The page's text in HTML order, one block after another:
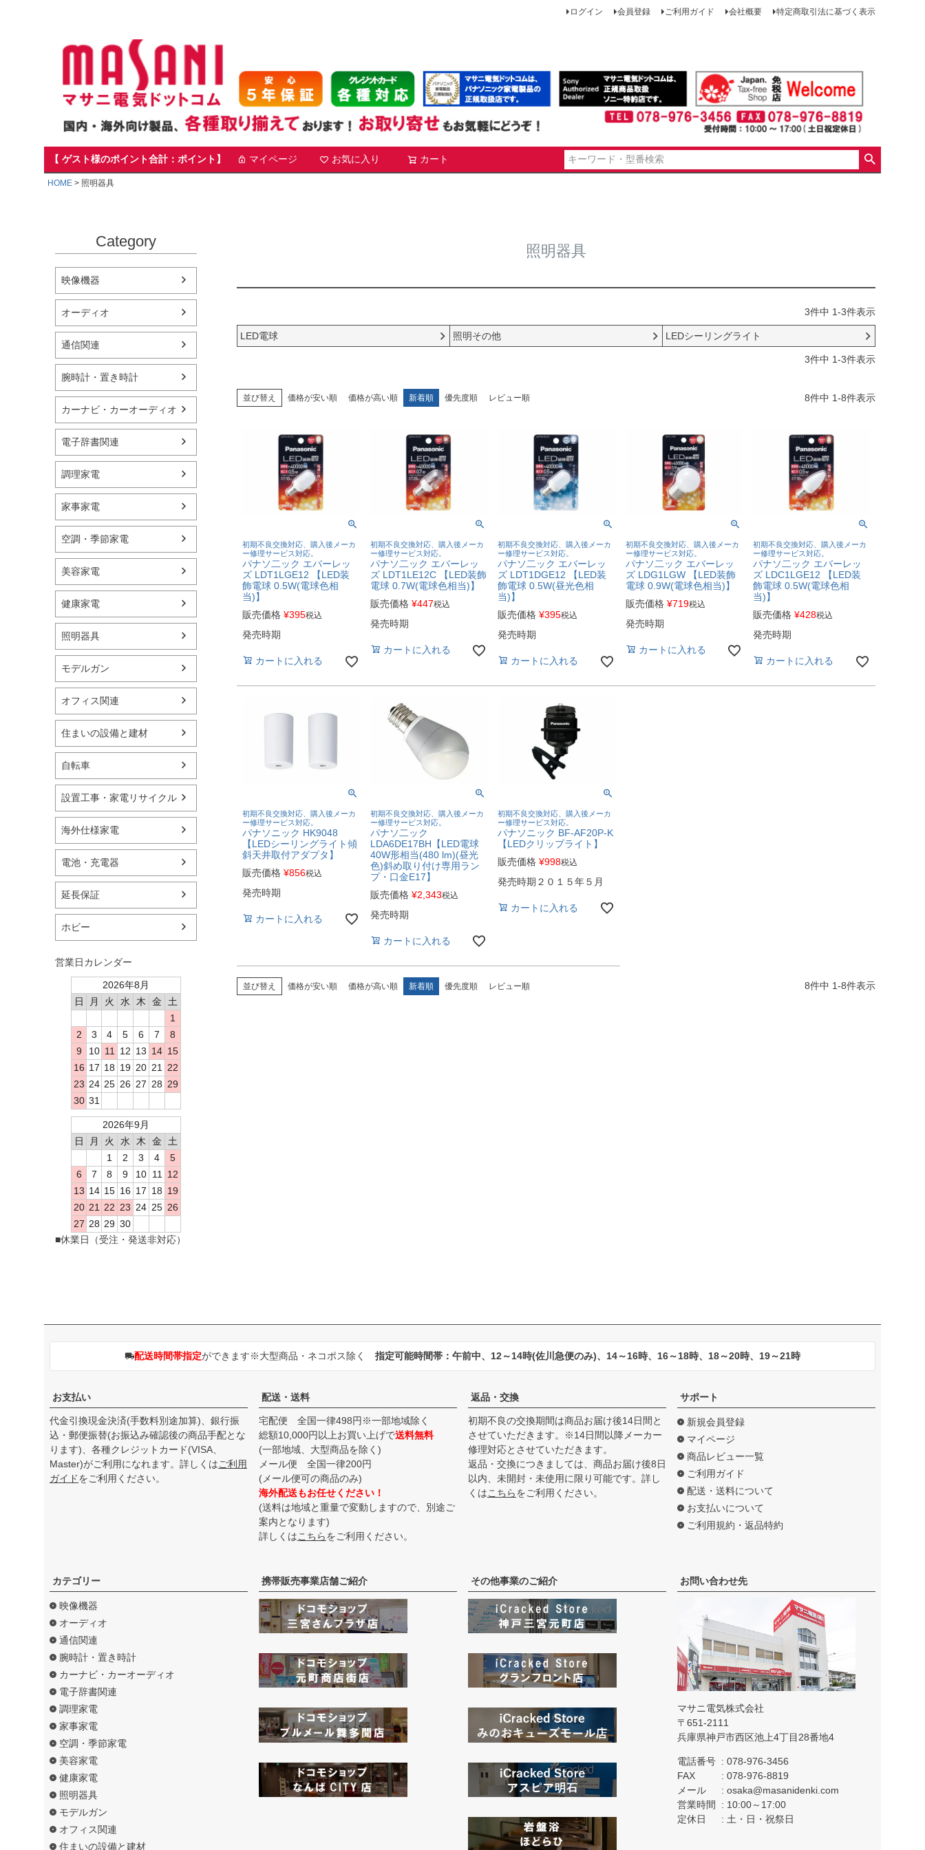
ログイン 会員登録 ご利用ガイド 会社概要 特定商取引法に基づく表示
【 ゲスト様のポイント合計：ポイント】 マイページ お気に入り カート
HOME 照明器具
Category
映像機器
オーディオ
通信関連
腕時計・置き時計
カーナビ・カーオーディオ
電子辞書関連
調理家電
家事家電
空調・季節家電
美容家電
健康家電
照明器具
モデルガン
オフィス関連
住まいの設備と建材
自転車
設置工事・家電リサイクル
海外仕様家電
電池・充電器
延長保証
ホビー
営業日カレンダー
2026年8月
日
月 火 水 木 金
土
1
2
3 4 5 6 7
8
9
10 11 12 13 14 15
16 17 18 19 20 21
22
23 24 25 26 27 28 29
30 31
2026年9月
日
月 火 水 木 金
土
1
2 3 4
5
6
7 8 9 10 11
12
13 14 15 16 17 18 19
20 21 22 23 24 25 26
27 28 29 30
■休業日（受注・発送非対応）
照明器具
3件中 1-3件表示
LED電球 照明その他 LEDシーリングライト
3件中 1-3件表示
並び替え 価格が安い順 価格が高い順 新着順 優先度順 レビュー順 8件中 1-8件表示
初期不良交換対応、購入後メーカ
ー修理サービス対応。
パナソ二ック エバーレッ
ズ LDT1LGE12 【LED装
飾電球 0.5W(電球色相
当)】
販売価格 ¥395税込
発売時期
カートに入れる
初期不良交換対応、購入後メーカ
ー修理サービス対応。
パナソ二ック エバーレッ
ズ LDT1LE12C 【LED装飾
電球 0.7W(電球色相当)】
販売価格 ¥447税込
発売時期
カートに入れる
初期不良交換対応、購入後メーカ
ー修理サービス対応。
パナソ二ック エバーレッ
ズ LDT1DGE12 【LED装
飾電球 0.5W(昼光色相
当)】
販売価格 ¥395税込
発売時期
カートに入れる
初期不良交換対応、購入後メーカ
ー修理サービス対応。
パナソ二ック エバーレッ
ズ LDG1LGW 【LED装飾
電球 0.9W(電球色相当)】
販売価格 ¥719税込
発売時期
カートに入れる
初期不良交換対応、購入後メーカ
ー修理サービス対応。
パナソ二ック エバーレッ
ズ LDC1LGE12 【LED装
飾電球 0.5W(電球色相
当)】
販売価格 ¥428税込
発売時期
カートに入れる
初期不良交換対応、購入後メーカ
ー修理サービス対応。
パナソニック HK9048
【LEDシーリングライト傾
斜天井取付アダプタ】
販売価格 ¥856税込
発売時期
カートに入れる
初期不良交換対応、購入後メーカ
ー修理サービス対応。
パナソ二ック
LDA6DE17BH【LED電球
40W形相当(480 lm)(昼光
色)斜め取り付け専用ラン
プ・口金E17】
販売価格 ¥2,343税込
発売時期
カートに入れる
初期不良交換対応、購入後メーカ
ー修理サービス対応。
パナソニック BF-AF20P-K
【LEDクリップライト】
販売価格 ¥998税込
発売時期２０１５年５月
カートに入れる
並び替え 価格が安い順 価格が高い順 新着順 優先度順 レビュー順 8件中 1-8件表示
配送時間帯指定ができます※大型商品・ネコポス除く 指定可能時間帯：午前中、12～14時(佐川急便のみ)、14～16時、16～18時、18～20時、19～21時
お支払い
代金引換現金決済(手数料別途加算)、銀行振
込・郵便振替(お振込み確認後の商品手配とな
ります)、各種クレジットカード(VISA、
Master)がご利用になれます。詳しくはご利用
ガイドをご利用ください。
配送・送料
宅配便 全国一律498円※一部地域除く
総額10,000円以上お買い上げで送料無料
(一部地域、大型商品を除く)
メール便 全国一律200円
(メール便可の商品のみ)
海外配送もお任せください！
(送料は地域と重量で変動しますので、別途ご
案内となります)
詳しくはこちらをご利用ください。
返品・交換
初期不良の交換期間は商品お届け後14日間と
させていただきます。※14日間以降メーカー
修理対応とさせていただきます。
返品・交換につきましては、商品お届け後8日
以内、未開封・未使用に限り可能です。詳し
くはこちらをご利用ください。
サポート
新規会員登録
マイページ
商品レビュー一覧
ご利用ガイド
配送・送料について
お支払いについて
ご利用規約・返品特約
カテゴリー
映像機器
オーディオ
通信関連
腕時計・置き時計
カーナビ・カーオーディオ
電子辞書関連
調理家電
家事家電
空調・季節家電
美容家電
健康家電
照明器具
モデルガン
オフィス関連
住まいの設備と建材
携帯販売事業店舗ご紹介 その他事業のご紹介 お問い合わせ先
マサニ電気株式会社
651-2111
兵庫県神戸市西区池上4丁目28番地4
電話番号
078-976-3456
FAX
078-976-8819
メール
osaka@masanidenki.com
営業時間
10:00～17:00
定休日
土・日・祝祭日